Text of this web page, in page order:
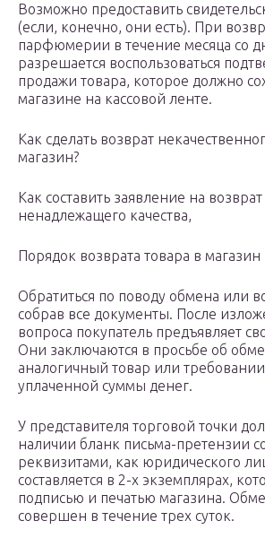
Возможно предоставить
(если, конечно, они есть). При
парфюмерии в течение месяца со
разрешается воспользоваться
продажи товара, которое должно
магазине на кассовой ленте.
Как сделать возврат
магазин?
Как составить заявление на возврат
ненадлежащего качества,
Порядок возврата товара в магазин
Обратиться по поводу обмена или
собрав все документы. После
вопроса покупатель предъявляет
Они заключаются в просьбе об
аналогичный товар или
уплаченной суммы денег.
У представителя торговой точки
наличии бланк письма-претензии
реквизитами, как юридического
составляется в 2-х экземплярах,
подписью и печатью магазина.
совершен в течение трех суток.